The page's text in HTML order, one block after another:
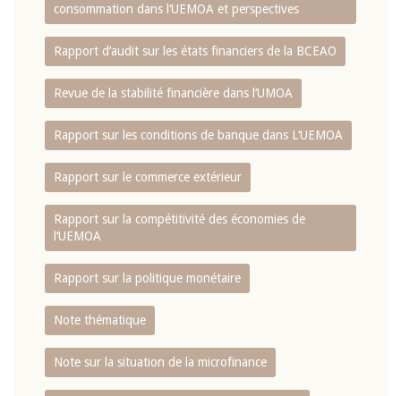
consommation dans l‘UEMOA et perspectives
Rapport d‘audit sur les états financiers de la BCEAO
Revue de la stabilité financière dans l‘UMOA
Rapport sur les conditions de banque dans L‘UEMOA
Rapport sur le commerce extérieur
Rapport sur la compétitivité des économies de
l‘UEMOA
Rapport sur la politique monétaire
Note thématique
Note sur la situation de la microfinance